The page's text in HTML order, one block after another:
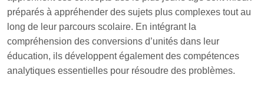
préparés à appréhender des sujets plus complexes tout au
long de leur parcours scolaire. En intégrant la
compréhension des conversions d’unités dans leur
éducation, ils développent également des compétences
analytiques essentielles pour résoudre des problèmes.